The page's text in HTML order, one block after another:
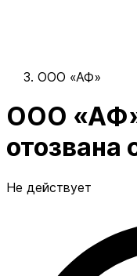
ООО «АФ»
ООО
отозвана
Не действует